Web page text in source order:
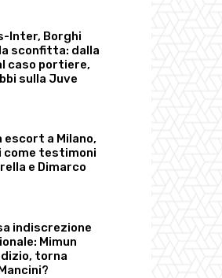
Inter, Borghi
sconfitta: dalla
caso portiere,
sulla Juve
escort a Milano,
testimoni
e Dimarco
indiscrezione
Mimun
torna